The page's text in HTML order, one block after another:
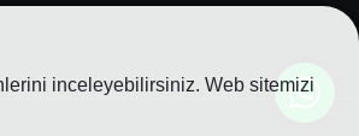
inceleyebilirsiniz. Web sitemizi